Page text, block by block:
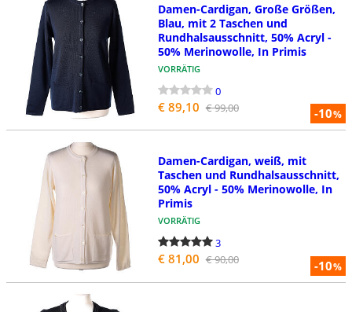
-10%
Damen-Cardigan, Große Größen,
Blau, mit 2 Taschen und
Rundhalsausschnitt, 50% Acryl -
50% Merinowolle, In Primis
VORRÄTIG
0
€ 89,10 € 99,00
-10%
Damen-Cardigan, weiß, mit
Taschen und Rundhalsausschnitt,
50% Acryl - 50% Merinowolle, In
Primis
VORRÄTIG
3
€ 81,00 € 90,00